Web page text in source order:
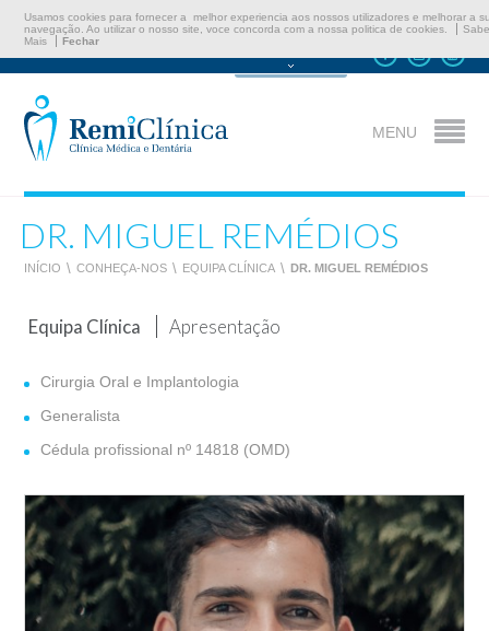
Usamos cookies para fornecer a melhor experiencia aos nossos utilizadores e melhorar a
navegação. Ao utilizar o nosso site, voce concorda com a nossa politica de cookies.
Mais
Fechar
MENU
DR. MIGUEL REMÉDIOS
INÍCIO \ CONHEÇA-NOS \ EQUIPA CLÍNICA \ DR. MIGUEL REMÉDIOS
Equipa Clínica Apresentação
Cirurgia Oral e Implantologia
Generalista
Cédula profissional nº 14818 (OMD)